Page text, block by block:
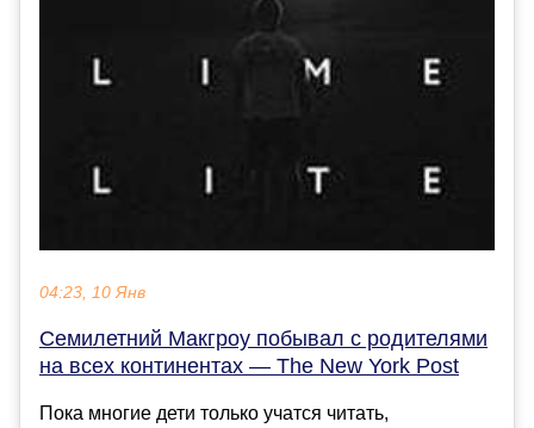
04:23, 10 Янв
Семилетний Макгроу побывал с родителями
на всех континентах — The New York Post
Пока многие дети только учатся читать,